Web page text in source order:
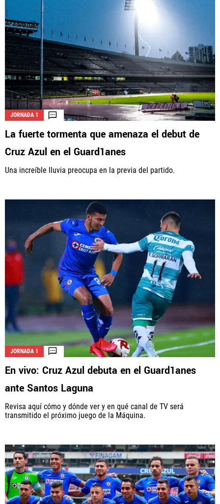
JORNADA 1
La fuerte tormenta que amenaza el debut de
Cruz Azul en el Guard1anes
Una increíble lluvia preocupa en la previa del partido.
JORNADA 1
En vivo: Cruz Azul debuta en el Guard1anes
ante Santos Laguna
Revisa aquí cómo y dónde ver y en qué canal de TV será
transmitido el próximo juego de la Máquina.